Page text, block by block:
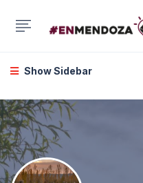
Show Sidebar